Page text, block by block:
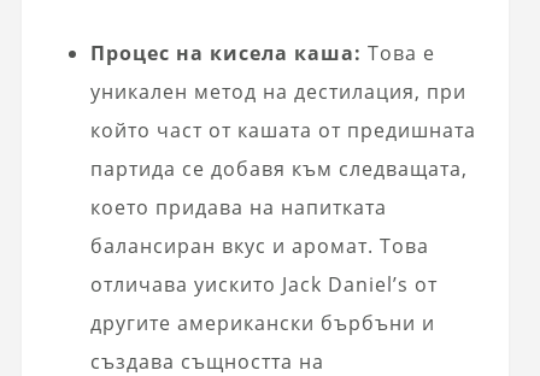
Процес на кисела каша: Това е
уникален метод на дестилация, при
който част от кашата от предишната
партида се добавя към следващата,
което придава на напитката
балансиран вкус и аромат. Това
отличава уискито Jack Daniel’s от
другите американски бърбъни и
създава същността на